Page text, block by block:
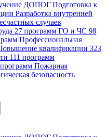
ДОПОГ Подготовка к
Разработка внутренней
случаев
27 программ ГО и ЧС 98
Профессиональная
квалификации 323
111 программ
Пожарная
безопасность